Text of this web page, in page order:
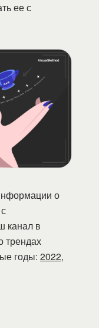
ее с
о
канал в
трендах
годы: 2022,